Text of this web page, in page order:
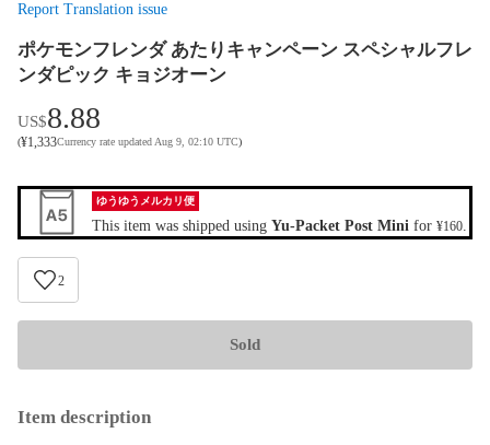
Report Translation issue
ポケモンフレンダ あたりキャンペーン スペシャルフレ
ンダピック キョジオーン
US$8.88
(¥1,333Currency rate updated Aug 9, 02:10 UTC)
ゆうゆうメルカリ便
This item was shipped using Yu-Packet Post Mini for ¥160
2
Sold
Item description